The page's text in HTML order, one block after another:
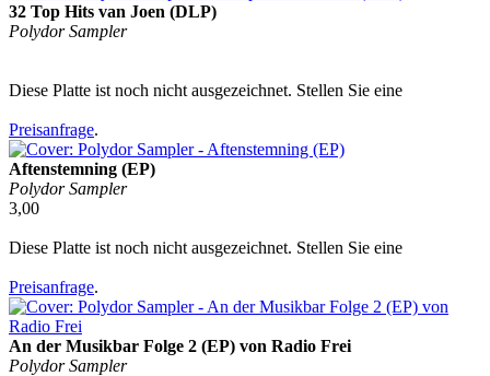
32 Top Hits van Joen (DLP)
Polydor Sampler
Diese Platte ist noch nicht ausgezeichnet. Stellen Sie eine
Preisanfrage.
Aftenstemning (EP)
Polydor Sampler
3,00
Diese Platte ist noch nicht ausgezeichnet. Stellen Sie eine
Preisanfrage.
An der Musikbar Folge 2 (EP) von Radio Frei
Polydor Sampler